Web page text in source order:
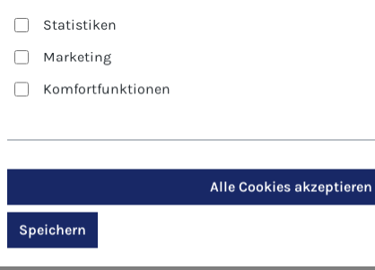
Der Umschlag ist haftklebend
persönlich oder geschäftlich
Statistiken
Marketing
Komfortfunktionen
Alle Cookies akzeptieren
Speichern